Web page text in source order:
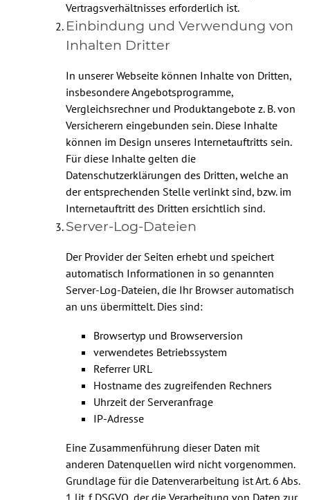
Vertragsverhältnisses erforderlich ist.
Einbindung und Verwendung von
Inhalten Dritter
In unserer Webseite können Inhalte von Dritten,
insbesondere Angebotsprogramme,
Vergleichsrechner und Produktangebote z. B. von
Versicherern eingebunden sein. Diese Inhalte
können im Design unseres Internetauftritts sein.
Für diese Inhalte gelten die
Datenschutzerklärungen des Dritten, welche an
der entsprechenden Stelle verlinkt sind, bzw. im
Internetauftritt des Dritten ersichtlich sind.
Server-Log-Dateien
Der Provider der Seiten erhebt und speichert
automatisch Informationen in so genannten
Server-Log-Dateien, die Ihr Browser automatisch
an uns übermittelt. Dies sind:
Browsertyp und Browserversion
verwendetes Betriebssystem
Referrer URL
Hostname des zugreifenden Rechners
Uhrzeit der Serveranfrage
IP-Adresse
Eine Zusammenführung dieser Daten mit
anderen Datenquellen wird nicht vorgenommen.
Grundlage für die Datenverarbeitung ist Art. 6 Abs.
1 lit. f DSGVO, der die Verarbeitung von Daten zur